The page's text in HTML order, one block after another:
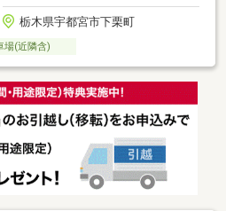
栃木県宇都宮市下栗町
場(近隣含)